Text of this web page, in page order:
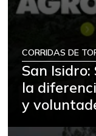
CORRIDAS DE
San
la
y